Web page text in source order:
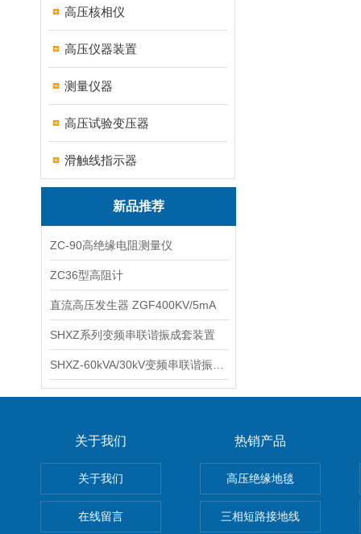
高压核相仪
高压仪器装置
测量仪器
高压试验变压器
滑触线指示器
新品推荐
ZC-90高绝缘电阻测量仪
ZC36型高阻计
直流高压发生器 ZGF400KV/5mA
SHXZ系列变频串联谐振成套装置
关于我们
关于我们
在线留言
热销产品
高压绝缘地毯
三相短路接地线